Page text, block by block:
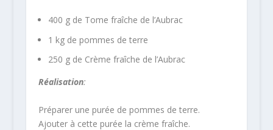
400 g de Tome fraîche de l’Aubrac
1 kg de pommes de terre
250 g de Crème fraîche de l’Aubrac
Réalisation:
Préparer une purée de pommes de terre.
Ajouter à cette purée la crème fraîche.